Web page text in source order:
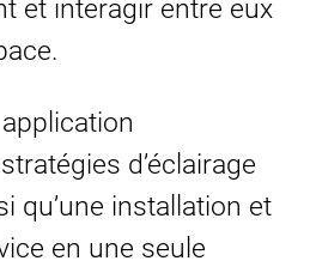
et interagir entre eux
d’éclairage
qu’une installation et
en une seule